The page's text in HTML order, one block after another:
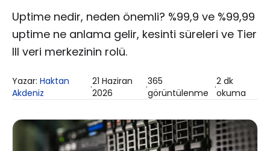
Uptime nedir, neden önemli? %99,9 ve %99,99
uptime ne anlama gelir, kesinti süreleri ve Tier
III veri merkezinin rolü.
Yazar: Haktan
Akdeniz
·21 Haziran
2026
·365
görüntülenme ·2dk
okuma